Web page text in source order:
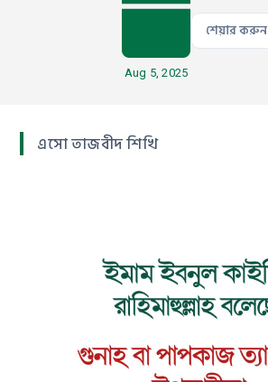
Aug 5, 2025
শেয়ার করুন
এসো তাজবীদ শিখি